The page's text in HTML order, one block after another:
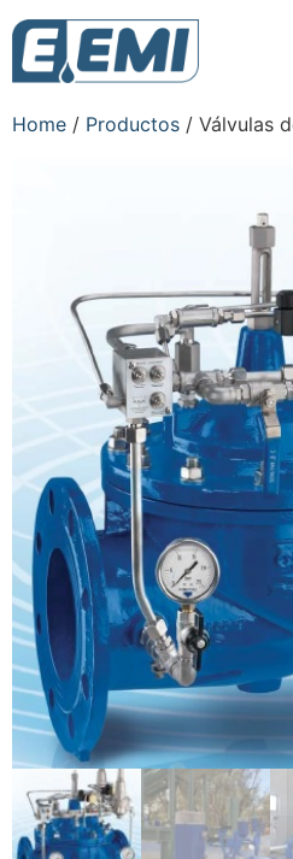
Home / Productos / Válvulas